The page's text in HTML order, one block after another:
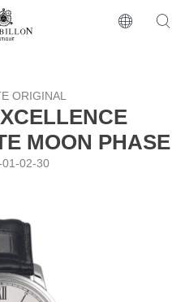
index.php/ru
ORIGINAL
MOON PHASE
02-30